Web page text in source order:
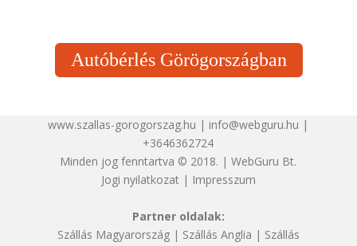
Autóbérlés Görögországban
www.szallas-gorogorszag.hu | info@webguru.hu |
+3646362724
Minden jog fenntartva © 2018. | WebGuru Bt.
Jogi nyilatkozat| Impresszum
Partner oldalak:
Szállás Magyarország| Szállás Anglia | Szállás